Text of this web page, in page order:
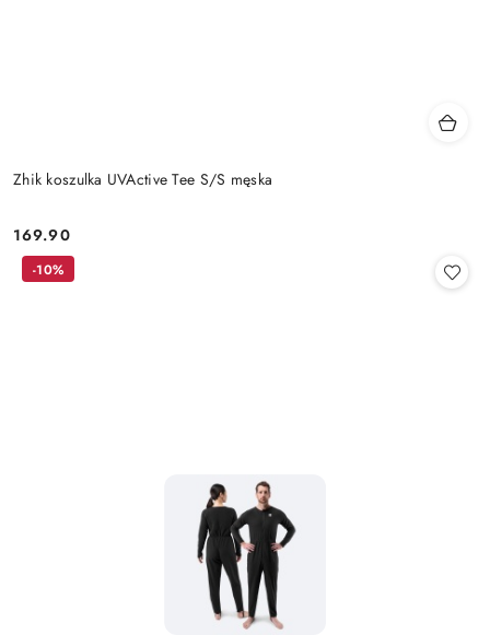
Zhik koszulka UVActive Tee S/S męska
Cena:
169.90
-10%